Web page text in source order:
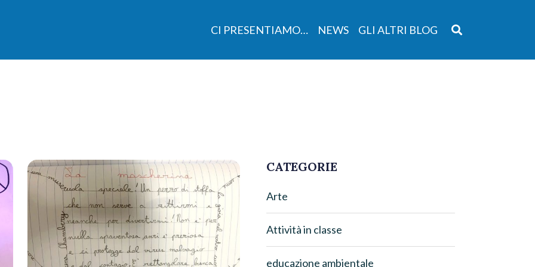
CI PRESENTIAMO… NEWS GLI ALTRI BLOG
CATEGORIE
Arte
Attività in classe
educazione ambientale